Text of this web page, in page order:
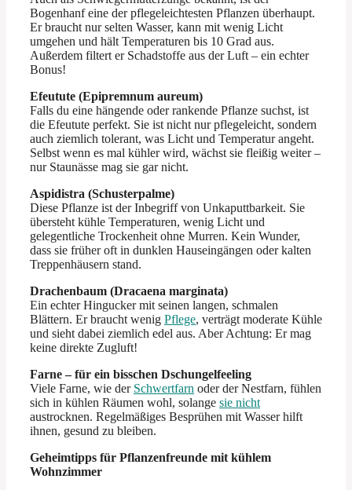
Bogenhanf eine der pflegeleichtesten Pflanzen überhaupt.
Er braucht nur selten Wasser, kann mit wenig Licht
umgehen und hält Temperaturen bis 10 Grad aus.
Außerdem filtert er Schadstoffe aus der Luft – ein echter
Bonus!
Efeutute (Epipremnum aureum)
Falls du eine hängende oder rankende Pflanze suchst, ist
die Efeutute perfekt. Sie ist nicht nur pflegeleicht, sondern
auch ziemlich tolerant, was Licht und Temperatur angeht.
Selbst wenn es mal kühler wird, wächst sie fleißig weiter –
nur Staunässe mag sie gar nicht.
Aspidistra (Schusterpalme)
Diese Pflanze ist der Inbegriff von Unkaputtbarkeit. Sie
übersteht kühle Temperaturen, wenig Licht und
gelegentliche Trockenheit ohne Murren. Kein Wunder,
dass sie früher oft in dunklen Hauseingängen oder kalten
Treppenhäusern stand.
Drachenbaum (Dracaena marginata)
Ein echter Hingucker mit seinen langen, schmalen
Blättern. Er braucht wenig Pflege, verträgt moderate Kühle
und sieht dabei ziemlich edel aus. Aber Achtung: Er mag
keine direkte Zugluft!
Farne – für ein bisschen Dschungelfeeling
Viele Farne, wie der Schwertfarn oder der Nestfarn, fühlen
sich in kühlen Räumen wohl, solange sie nicht
austrocknen. Regelmäßiges Besprühen mit Wasser hilft
ihnen, gesund zu bleiben.
Geheimtipps für Pflanzenfreunde mit kühlem
Wohnzimmer